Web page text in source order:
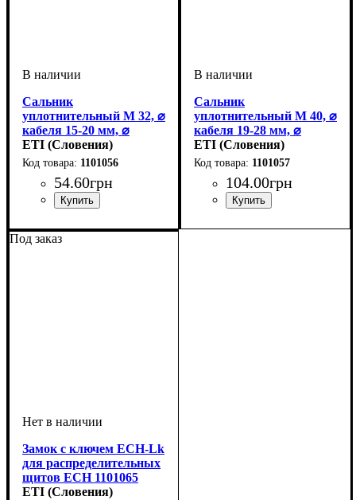
Сальник
уплотнительный M 32, ⌀
кабеля 15-20 мм, ⌀
отвода 32,5 мм. 1101056
ETI (Словения)
1101056
54.60грн
Сальник
уплотнительный M 40, ⌀
кабеля 19-28 мм, ⌀
отвода 40,5 мм. 1101057
ETI (Словения)
1101057
104.00грн
Под заказ
Замок с ключем ECH-Lk
для распределительных
щитов ECH 1101065
ETI (Словения)